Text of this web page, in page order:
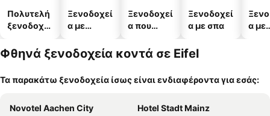
Πολυτελή
ξενοδοχεί
Ξενοδοχεί
α με
Ξενοδοχεί
α που
κατοικίδι
Ξενοδοχεί
α με σπα
α με
Φθηνά ξενοδοχεία κοντά σε Eifel
Τα παρακάτω ξενοδοχεία ίσως είναι ενδιαφέροντα για εσάς:
Novotel Aachen City
Hotel Stadt Mainz